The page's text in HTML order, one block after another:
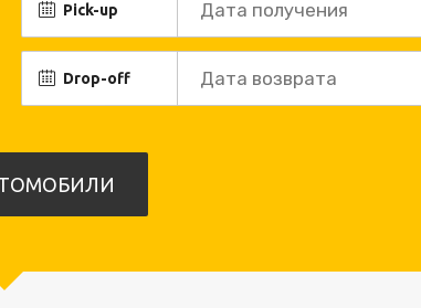
Pick-up
Drop-off